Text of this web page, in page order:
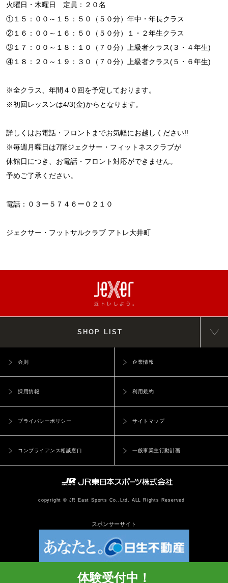
体験受付中！
火曜日・木曜日 定員：２０名
①１５：００～１５：５０（５０分）年中・年長クラス
②１６：００～１６：５０（５０分）１・２年生クラス
③１７：００～１８：１０（７０分）上級者クラス(３・４年生)
④１８：２０～１９：３０（７０分）上級者クラス(５・６年生)
※全クラス、年間４０回を予定しております。
※初回レッスンは4/3(金)からとなります。
詳しくはお電話・フロントまでお気軽にお越しください!!
※毎週月曜日は7階ジェクサー・フィットネスクラブが
休館日につき、お電話・フロント対応ができません。
予めご了承ください。
電話：０３ー５７４６ー０２１０
ジェクサー・フットサルクラブ アトレ大井町
SHOP LIST
copyright © JR East Sports Co.,Ltd. ALL Rights Reserved
会則 企業情報
採用情報 利用規約
プライバシーポリシー サイトマップ
コンプライアンス相談窓口 一般事業主行動計画
スポンサーサイト